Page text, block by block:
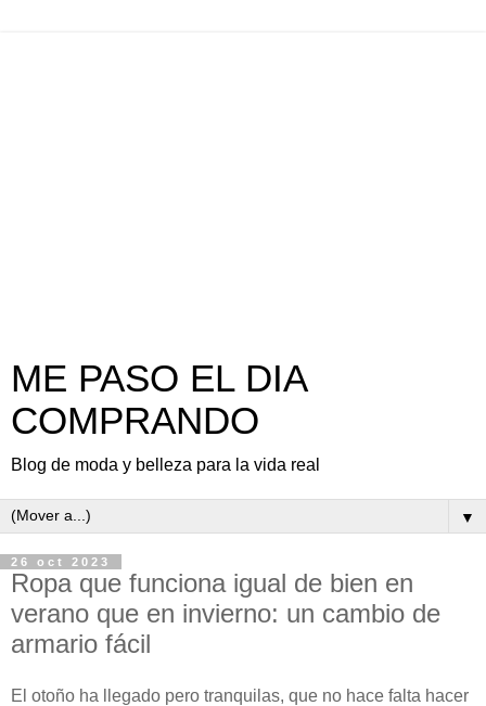
ME PASO EL DIA
COMPRANDO
Blog de moda y belleza para la vida real
▼
26 oct 2023
Ropa que funciona igual de bien en
verano que en invierno: un cambio de
armario fácil
El otoño ha llegado pero tranquilas, que no hace falta hacer